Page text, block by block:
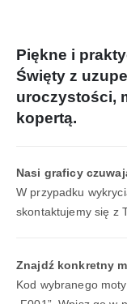
Piękne i
Święty z
uroczystości,
kopertą.
Nasi graficy
W przypadku
skontaktujemy się z
Znajdź konkretny
Kod wybranego